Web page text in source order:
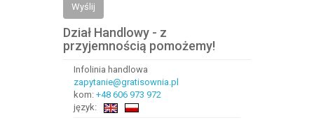
Wyślij
Dział Handlowy - z
przyjemnością pomożemy!
Infolinia handlowa
zapytanie@gratisownia.pl
kom: +48 606 973 972
język: